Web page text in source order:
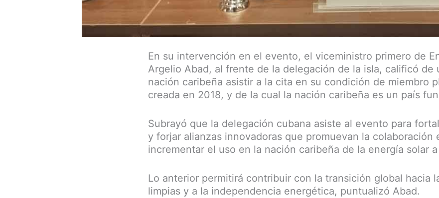
En su intervención en el evento, el viceministro primero de
Argelio Abad, al frente de la delegación de la isla, calificó de
nación caribeña asistir a la cita en su condición de miembro
creada en 2018, y de la cual la nación caribeña es un país
Subrayó que la delegación cubana asiste al evento para
y forjar alianzas innovadoras que promuevan la colaboración
incrementar el uso en la nación caribeña de la energía solar
Lo anterior permitirá contribuir con la transición global hacia
limpias y a la independencia energética, puntualizó Abad.